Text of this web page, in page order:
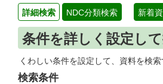
詳細検索 NDC分類検索 新着
条件を詳しく設定し
くわしい条件を設定して、資料を検索
検索条件